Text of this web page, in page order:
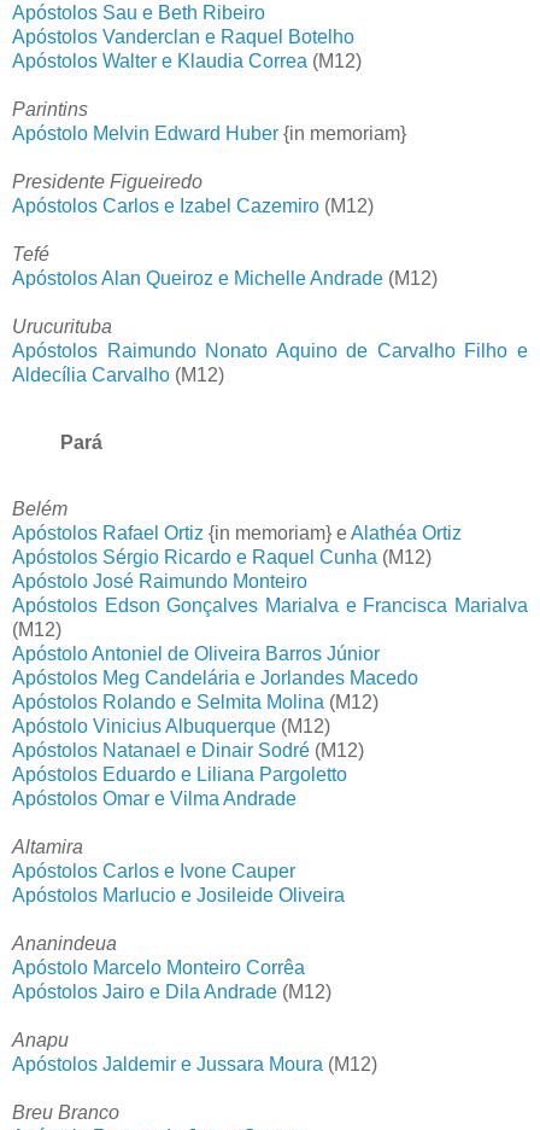
Apóstolos Sau e Beth Ribeiro
Apóstolos Vanderclan e Raquel Botelho
Apóstolos Walter e Klaudia Correa (M12)
Parintins
Apóstolo Melvin Edward Huber {in memoriam}
Presidente Figueiredo
Apóstolos Carlos e Izabel Cazemiro (M12)
Tefé
Apóstolos Alan Queiroz e Michelle Andrade (M12)
Urucurituba
Apóstolos Raimundo Nonato Aquino de Carvalho Filho e
Aldecília Carvalho (M12)
Pará
Belém
Apóstolos Rafael Ortiz {in memoriam} eAlathéa Ortiz
Apóstolos Sérgio Ricardo e Raquel Cunha (M12)
Apóstolo José Raimundo Monteiro
Apóstolos Edson Gonçalves Marialva e Francisca Marialva
(M12)
Apóstolo Antoniel de Oliveira Barros Júnior
Apóstolos Meg Candelária e Jorlandes Macedo
Apóstolos Rolando e Selmita Molina (M12)
Apóstolo Vinicius Albuquerque (M12)
Apóstolos Natanael e Dinair Sodré (M12)
Apóstolos Eduardo e Liliana Pargoletto
Apóstolos Omar e Vilma Andrade
Altamira
Apóstolos Carlos e Ivone Cauper
Apóstolos Marlucio e Josileide Oliveira
Ananindeua
Apóstolo Marcelo Monteiro Corrêa
Apóstolos Jairo e Dila Andrade (M12)
Anapu
Apóstolos Jaldemir e Jussara Moura (M12)
Breu Branco